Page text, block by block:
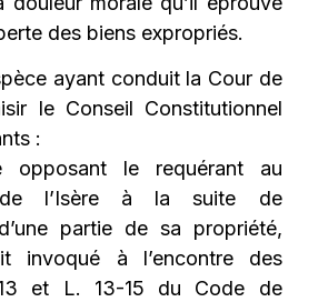
des biens expropriés.
ayant conduit la Cour de
le Conseil Constitutionnel
:
opposant le requérant au
de l’Isère à la suite de
partie de sa propriété,
invoqué à l’encontre des
et L. 13-15 du Code de